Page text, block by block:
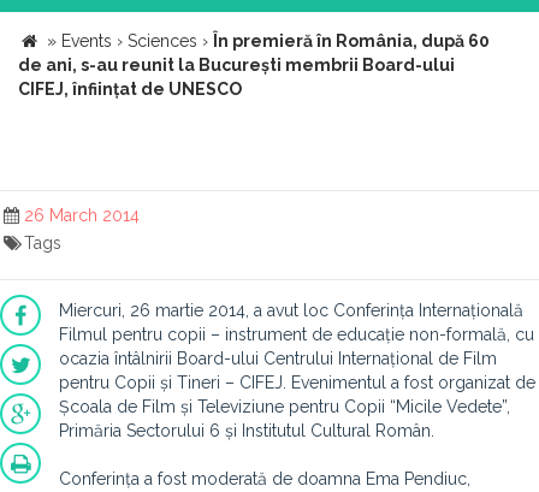
» Events › Sciences › În premieră în România, după 60
de ani, s-au reunit la București membrii Board-ului
CIFEJ, înființat de UNESCO
26 March 2014
Tags
Miercuri, 26 martie 2014, a avut loc Conferința Internațională
Filmul pentru copii – instrument de educație non-formală, cu
ocazia întâlnirii Board-ului Centrului Internațional de Film
pentru Copii și Tineri – CIFEJ. Evenimentul a fost organizat de
Școala de Film și Televiziune pentru Copii “Micile Vedete”,
Primăria Sectorului 6 și Institutul Cultural Român.
Conferința a fost moderată de doamna Ema Pendiuc,